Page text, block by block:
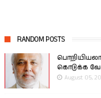
RANDOM POSTS
கொடுக்க
August 05,